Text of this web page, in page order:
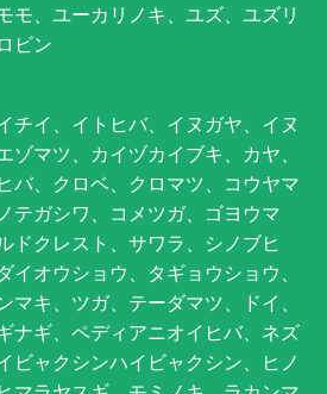
モ、ユーカリノキ、ユズ、ユズリ
ビン
チイ、イトヒバ、イヌガヤ、イヌ
ゾマツ、カイヅカイブキ、カヤ、
バ、クロベ、クロマツ、コウヤマ
テガシワ、コメツガ、ゴヨウマ
ドクレスト、サワラ、シノブヒ
オウショウ、タギョウショウ、
キ、ツガ、テーダマツ、ドイ、
ナギ、ペディアニオイヒバ、ネズ
ビャクシンハイビャクシン、ヒノ